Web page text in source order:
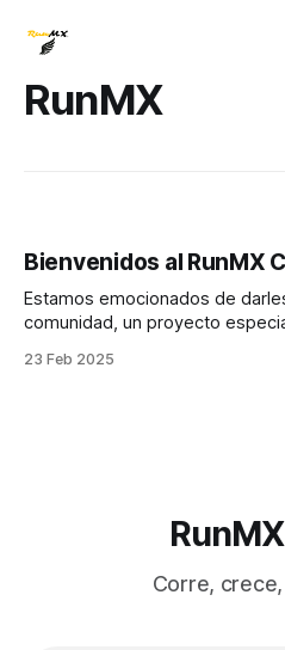
RunMX
Bienvenidos al RunMX
Estamos emocionados de
comunidad, un proyecto
RunMX Club, no solo te sumas
23 Feb 2025
Corre,